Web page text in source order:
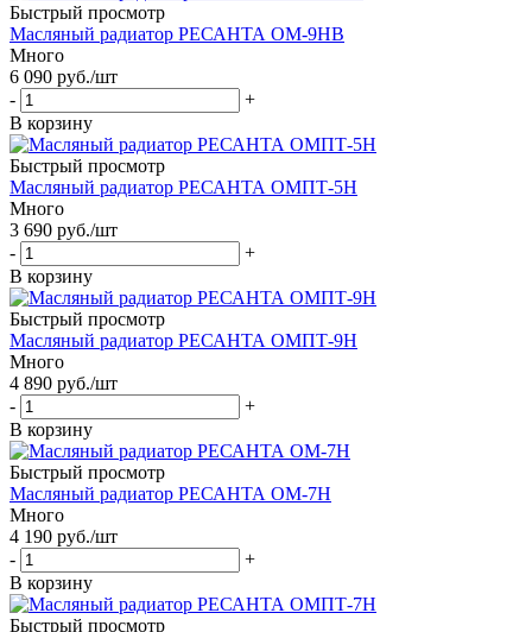
Быстрый просмотр
Масляный радиатор РЕСАНТА ОМ-9НВ
Много
6 090 руб./шт
-
+
В корзину
Быстрый просмотр
Масляный радиатор РЕСАНТА ОМПТ-5Н
Много
3 690 руб./шт
-
+
В корзину
Быстрый просмотр
Масляный радиатор РЕСАНТА ОМПТ-9Н
Много
4 890 руб./шт
-
+
В корзину
Быстрый просмотр
Масляный радиатор РЕСАНТА ОМ-7Н
Много
4 190 руб./шт
-
+
В корзину
Быстрый просмотр